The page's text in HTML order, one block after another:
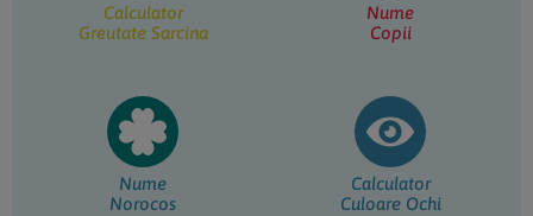
Calculator
Greutate Sarcina
Nume
Copii
Nume
Norocos
Calculator
Culoare Ochi